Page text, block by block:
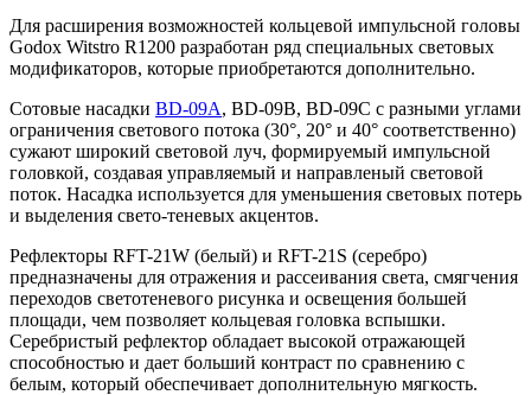
Для расширения возможностей кольцевой импульсной головы
Godox Witstro R1200 разработан ряд специальных световых
модификаторов, которые приобретаются дополнительно.
Сотовые насадки BD-09A, BD-09B, BD-09C с разными углами
ограничения светового потока (30°, 20° и 40° соответственно)
сужают широкий световой луч, формируемый импульсной
головкой, создавая управляемый и направленый световой
поток. Насадка используется для уменьшения световых потерь
и выделения свето-теневых акцентов.
Рефлекторы RFT-21W (белый) и RFT-21S (серебро)
предназначены для отражения и рассеивания света, смягчения
переходов светотеневого рисунка и освещения большей
площади, чем позволяет кольцевая головка вспышки.
Серебристый рефлектор обладает высокой отражающей
способностью и дает больший контраст по сравнению с
белым, который обеспечивает дополнительную мягкость.